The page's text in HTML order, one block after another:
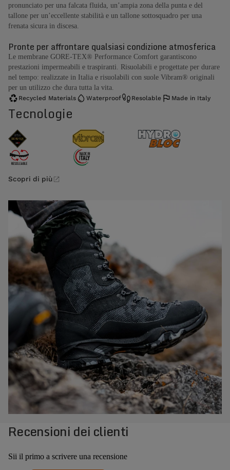
pronunciato per una falcata fluida, un’ampia zona della punta e del
tallone per un’eccellente stabilità e un tallone sottosquadro per una
frenata sicura in discesa.
Pronte per affrontare qualsiasi condizione atmosferica
Le membrane GORE-TEX® Performance Comfort garantiscono
prestazioni impermeabili e traspiranti. Risuolabili e progettate per durare
nel tempo: realizzate in Italia e risuolabili con suole Vibram® originali
per un utilizzo che dura tutta la vita.
Recycled Materials Waterproof Resolable Made in Italy
Tecnologie
Scopri di più
Recensioni dei clienti
Sii il primo a scrivere una recensione